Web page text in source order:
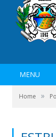
MENU
Home »